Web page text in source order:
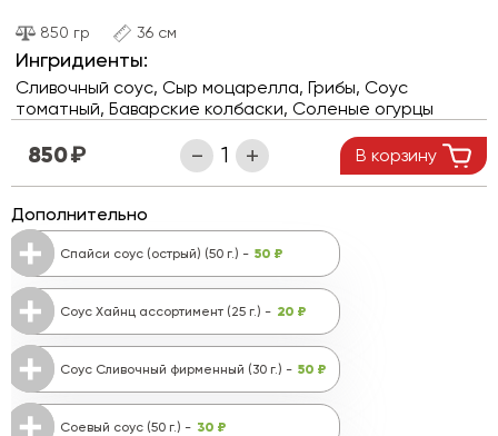
850 гр 36 см
Ингридиенты:
Сливочный соус, Сыр моцарелла, Грибы, Соус
томатный, Баварские колбаски, Соленые огурцы
Дополнительно
Спайси соус (острый) (50 г.) - 50 ₽
Соус Хайнц ассортимент (25 г.) - 20 ₽
Соус Сливочный фирменный (30 г.) - 50 ₽
Соевый соус (50 г.) - 30 ₽
850 В корзину